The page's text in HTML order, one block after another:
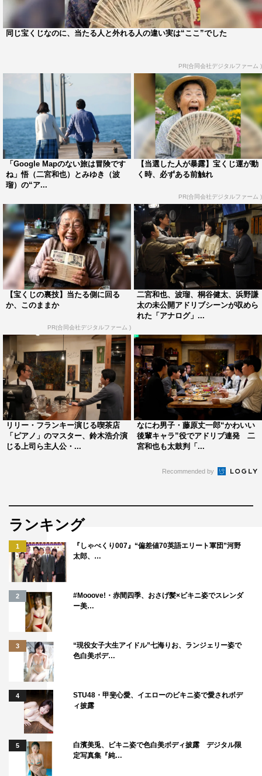
映画「アナログ」
2023年10月6日（金）全国公開
出演：二宮和也 波瑠
原作：ビートたけし「アナログ」（集英社文庫）
監督：タカハタ秀太
脚本：港岳彦
制作プロダクション：アスミック・エース AOI Pro.
配給：アスミック・エース＝東宝
公式サイト :analog-movie.com
公式twitter : @analog_movie
公式Instagram : @analog_movie
©2023「アナログ」製作委員会 ©2023 T.N GON Co., Ltd.
二宮和也 波瑠
同じ宝くじなのに、当たる人と外れる人の違い実は“ここ”でした
PR(合同会社デジタルファーム )
「Google Mapのない旅は冒険です
ね」悟（二宮和也）とみゆき（波
瑠）の“ア...
【当選した人が暴露】宝くじ運が動
く時、必ずある前触れ
PR(合同会社デジタルファーム )
【宝くじの裏技】当たる側に回る
か、このままか
PR(合同会社デジタルファーム )
二宮和也、波瑠、桐谷健太、浜野謙
太の未公開アドリブシーンが収めら
れた「アナログ」...
リリー・フランキー演じる喫茶店
「ピアノ」のマスター、鈴木浩介演
じる上司ら主人公・...
なにわ男子・藤原丈一郎“かわいい
後輩キャラ”役でアドリブ連発 二
宮和也も太鼓判「...
Recommended by
ランキング
1
『しゃべくり007』“偏差値70英語エリート軍団”河野
太郎、…
2
#Mooove!・赤間四季、おさげ髪×ビキニ姿でスレンダ
ー美…
3
“現役女子大生アイドル”七海りお、ランジェリー姿で
色白美ボデ…
4
STU48・甲斐心愛、イエローのビキニ姿で愛されボデ
ィ披露
5
白濱美兎、ビキニ姿で色白美ボディ披露 デジタル限
定写真集『純…